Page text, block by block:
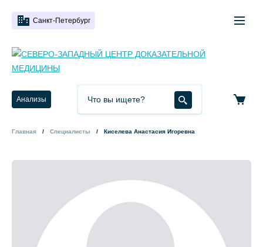
Санкт-Петербург
Анализы
Главная Специалисты Киселева Анастасия Игоревна